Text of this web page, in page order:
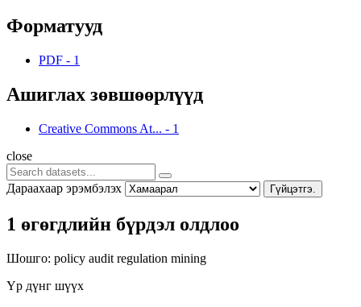
Форматууд
PDF - 1
Ашиглах зөвшөөрлүүд
Creative Commons At... - 1
close
Дараахаар эрэмбэлэх Гүйцэтгэ.
1 өгөгдлийн бүрдэл олдлоо
Шошго: policy audit regulation mining
Үр дүнг шүүх